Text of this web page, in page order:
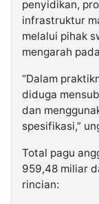
penyidikan,
infrastruktur
melalui pihak
mengarah
“Dalam
diduga
dan
spesifikasi,”
Total pagu
959,48 miliar
rincian: